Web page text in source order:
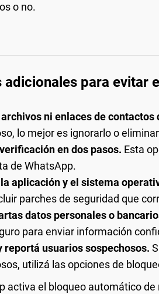
o no.
adicionales para evitar
ni enlaces de contactos
lo mejor es ignorarlo o
en dos pasos. Esta
de WhatsApp.
aplicación y el sistema
parches de seguridad que
datos personales o
para enviar información
reportá usuarios sospechosos.
utilizá las opciones de